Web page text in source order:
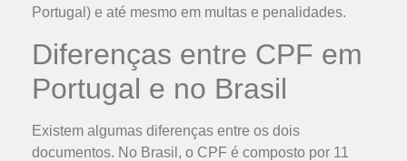
Portugal) e até mesmo em multas e penalidades.
Diferenças entre CPF em
Portugal e no Brasil
Existem algumas diferenças entre os dois
documentos. No Brasil, o CPF é composto por 11